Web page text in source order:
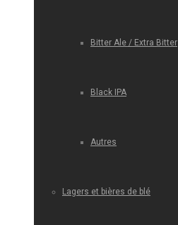
Bitter Ale / Extra Bitter
Black IPA
Autres
Lagers et bières de blé